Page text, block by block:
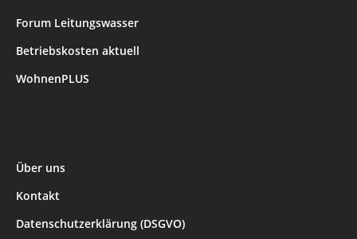
Forum Leitungswasser
Betriebskosten aktuell
WohnenPLUS
Über uns
Kontakt
Datenschutzerklärung (DSGVO)